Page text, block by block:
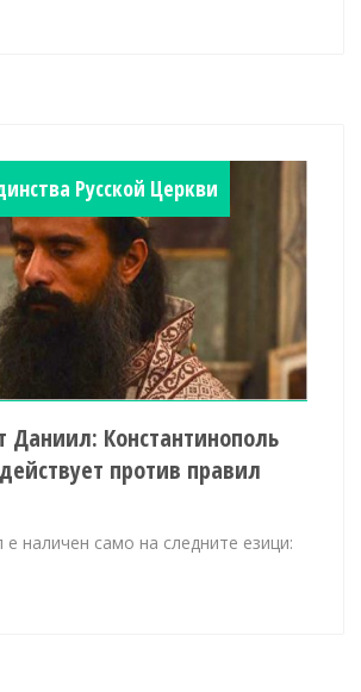
Русской Церкви
Даниил: Константинополь
против правил
наличен само на следните езици: